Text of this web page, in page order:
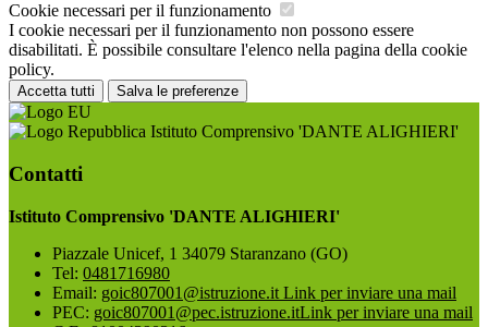
Cookie necessari per il funzionamento
I cookie necessari per il funzionamento non possono essere
disabilitati. È possibile consultare l'elenco nella pagina della cookie
policy.
Accetta tutti Salva le preferenze
Istituto Comprensivo 'DANTE ALIGHIERI'
Contatti
Istituto Comprensivo 'DANTE ALIGHIERI'
Piazzale Unicef, 1 34079 Staranzano (GO)
Tel: 0481716980
Email: goic807001@istruzione.it Link per inviare una mail
PEC: goic807001@pec.istruzione.itLink per inviare una mail